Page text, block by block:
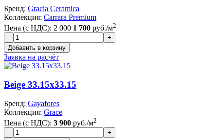
Бренд: Gracia Ceramica
Коллекция: Carrara Premium
Цена (с НДС): 2 000 1 700 руб./м2
Заявка на расчёт
Beige 33.15x33.15
Бренд: Gayafores
Коллекция: Grace
Цена (с НДС): 3 900 руб./м2